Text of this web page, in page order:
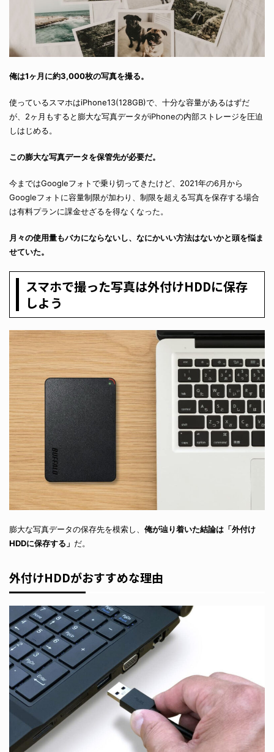
俺は1ヶ月に約3,000枚の写真を撮る。
使っているスマホはiPhone13(128GB)で、十分な容量があるはずだ
が、2ヶ月もすると膨大な写真データがiPhoneの内部ストレージを圧迫
しはじめる。
この膨大な写真データを保管先が必要だ。
今まではGoogleフォトで乗り切ってきたけど、2021年の6月から
Googleフォトに容量制限が加わり、制限を超える写真を保存する場合
は有料プランに課金せざるを得なくなった。
月々の使用量もバカにならないし、なにかいい方法はないかと頭を悩ま
せていた。
スマホで撮った写真は外付けHDDに保存
しよう
膨大な写真データの保存先を模索し、 俺が辿り着いた結論は「外付け
HDDに保存する」 だ。
外付けHDDがおすすめな理由